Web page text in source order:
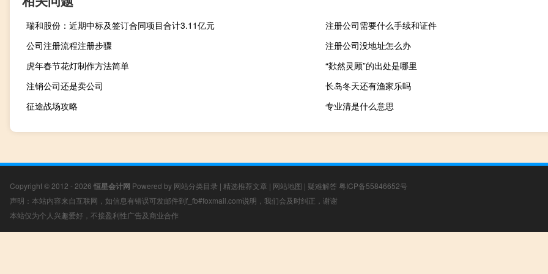
瑞和股份：近期中标及签订合同项目合计3.11亿元
注册公司需要什么手续和证件
公司注册流程注册步骤
注册公司没地址怎么办
虎年春节花灯制作方法简单
“欻然灵顾”的出处是哪里
注销公司还是卖公司
长岛冬天还有渔家乐吗
征途战场攻略
专业清是什么意思
Copyright © 2012 - 2026 恒星会计网 Powered by 网站分类目录 | 精选推荐文章 | 网站地图 | 疑难解答 粤ICP备55846652号
声明：本站内容来自互联网，如信息有错误可发邮件到f_fb#foxmail.com说明，我们会及时纠正，谢谢
本站仅为个人兴趣爱好，不接盈利性广告及商业合作